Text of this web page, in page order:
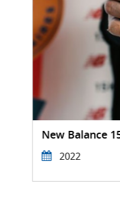
New Balance
2022